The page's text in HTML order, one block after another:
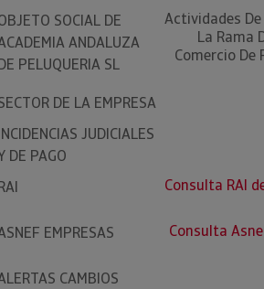
SOCIAL DE
ANDALUZA
PELUQUERIA SL
Actividades
La Rama
Comercio De
DE LA EMPRESA
JUDICIALES
DE PAGO
Consulta RAI
EMPRESAS
Consulta
CAMBIOS